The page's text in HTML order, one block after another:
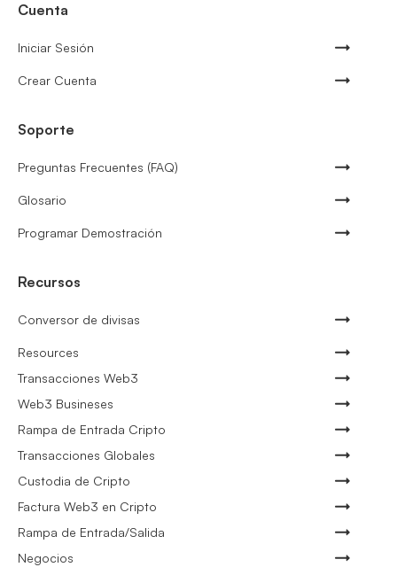
Cuenta
Iniciar Sesión
Crear Cuenta
Soporte
Preguntas Frecuentes (FAQ)
Glosario
Programar Demostración
Recursos
Conversor de divisas
Resources
Transacciones Web3
Web3 Busineses
Rampa de Entrada Cripto
Transacciones Globales
Custodia de Cripto
Factura Web3 en Cripto
Rampa de Entrada/Salida
Negocios